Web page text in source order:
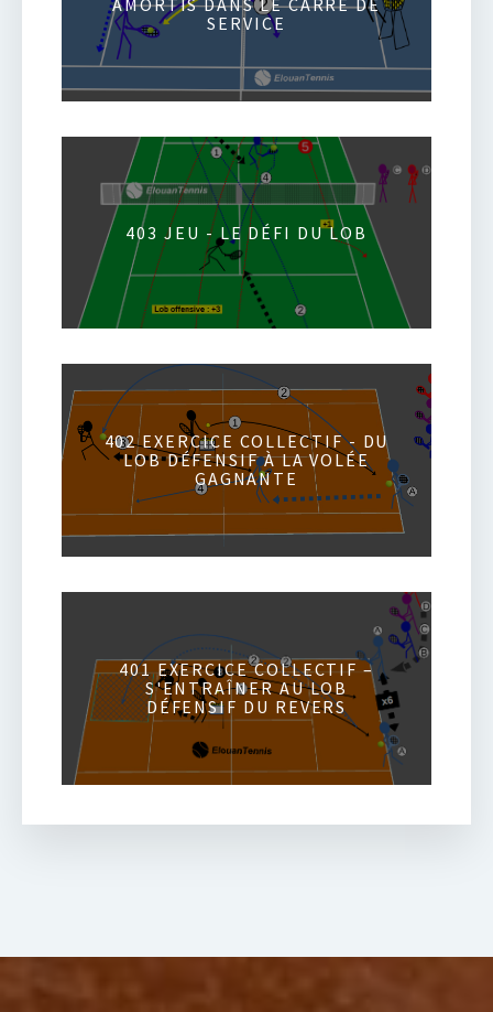
SERVICE
403 JEU - LE DÉFI DU LOB
402 EXERCICE COLLECTIF - DU
LOB DÉFENSIF À LA VOLÉE
GAGNANTE
401 EXERCICE COLLECTIF –
S'ENTRAÎNER AU LOB
DÉFENSIF DU REVERS